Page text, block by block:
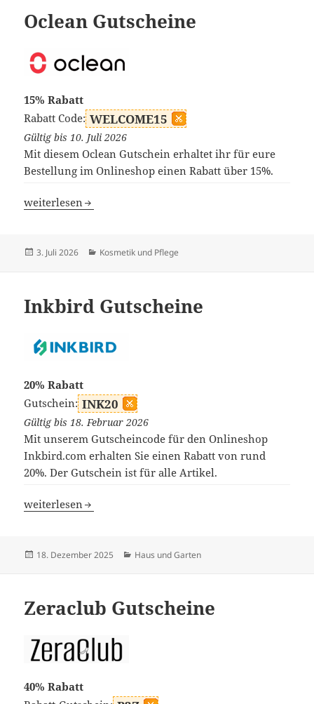
Oclean Gutscheine
15% Rabatt
Rabatt Code: WELCOME15
Gültig bis 10. Juli 2026
Mit diesem Oclean Gutschein erhaltet ihr für eure
Bestellung im Onlineshop einen Rabatt über 15%.
Oclean Gutscheine
weiterlesen
Veröffentlicht
3. Juli 2026 Kategorien
Kosmetik und Pflege
Inkbird Gutscheine
20% Rabatt
Gutschein: INK20
Gültig bis 18. Februar 2026
Mit unserem Gutscheincode für den Onlineshop
Inkbird.com erhalten Sie einen Rabatt von rund
20%. Der Gutschein ist für alle Artikel.
Inkbird Gutscheine
weiterlesen
Veröffentlicht
18. Dezember 2025 Kategorien
Haus und Garten
Zeraclub Gutscheine
40% Rabatt